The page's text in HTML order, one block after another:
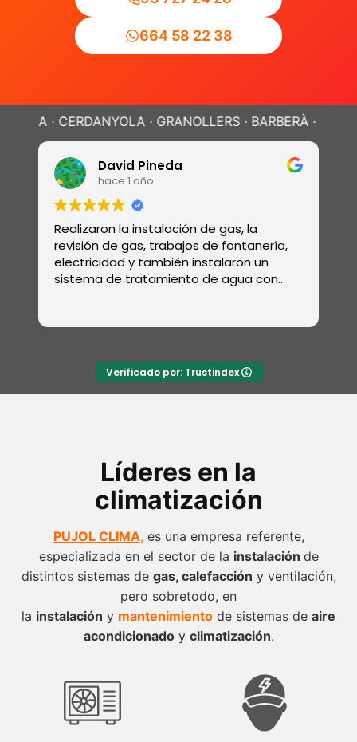
664 58 22 38
CERDANYOLA · GRANOLLERS · BARBERÀ · SANT
David Pineda
hace 1 año
Realizaron la instalación de gas, la
revisión de gas, trabajos de fontanería,
electricidad y también instalaron un
sistema de tratamiento de agua con
Verificado por: Trustindex
Líderes en la
climatización
PUJOL CLIMA,es una empresa referente,
especializada en el sector de la instalación de
distintos sistemas de gas, calefacción y ventilación,
pero sobretodo, en
la instalación y mantenimiento de sistemas de aire
acondicionadoy climatización.